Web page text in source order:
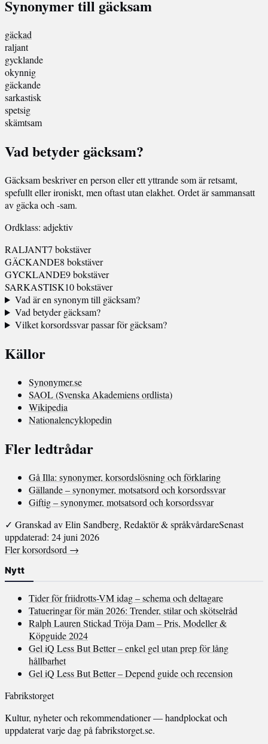
Synonymer till gäcksam
gäckad
raljant
gycklande
okynnig
gäckande
sarkastisk
spetsig
skämtsam
Vad betyder gäcksam?
Gäcksam beskriver en person eller ett yttrande som är retsamt,
spefullt eller ironiskt, men oftast utan elakhet. Ordet är sammansatt
av gäcka och -sam.
Ordklass: adjektiv
RALJANT7 bokstäver
GÄCKANDE8 bokstäver
GYCKLANDE9 bokstäver
SARKASTISK10 bokstäver
Vad är en synonym till gäcksam?
Vad betyder gäcksam?
Vilket korsordssvar passar för gäcksam?
Källor
Synonymer.se
SAOL (Svenska Akademiens ordlista)
Wikipedia
Nationalencyklopedin
Fler ledtrådar
Gå Illa: synonymer, korsordslösning och förklaring
Gällande – synonymer, motsatsord och korsordssvar
Giftig – synonymer, motsatsord och korsordssvar
✓ Granskad av Elin Sandberg, Redaktör & språkvårdareSenast
uppdaterad: 24 juni 2026
Fler korsordsord →
Nytt
Tider för friidrotts-VM idag – schema och deltagare
Tatueringar för män 2026: Trender, stilar och skötselråd
Ralph Lauren Stickad Tröja Dam – Pris, Modeller &
Köpguide 2024
Gel iQ Less But Better – enkel gel utan prep för lång
hållbarhet
Gel iQ Less But Better – Depend guide och recension
Fabrikstorget
Kultur, nyheter och rekommendationer — handplockat och
uppdaterat varje dag på fabrikstorget.se.